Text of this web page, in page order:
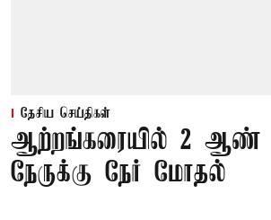
தேசிய செய்திகள்
ஆற்றங்கரையில் 2 ஆண்
நேருக்கு நேர் மோதல்